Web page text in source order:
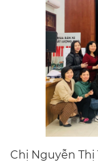
Chị Nguyễn Thị